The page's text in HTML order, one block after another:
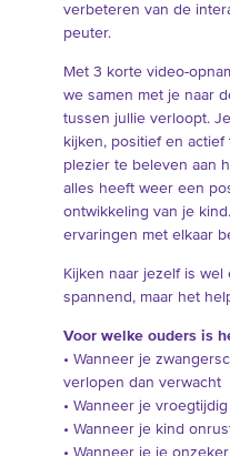
verbeteren van de
peuter.
Met 3 korte video-
we samen met je naar
tussen jullie verloopt.
kijken, positief en
plezier te beleven aan
alles heeft weer een
ontwikkeling van je
ervaringen met elkaar
Kijken naar jezelf is
spannend, maar het
Voor welke ouders is
• Wanneer je
verlopen dan verwacht
• Wanneer je
• Wanneer je kind
• Wanneer je je